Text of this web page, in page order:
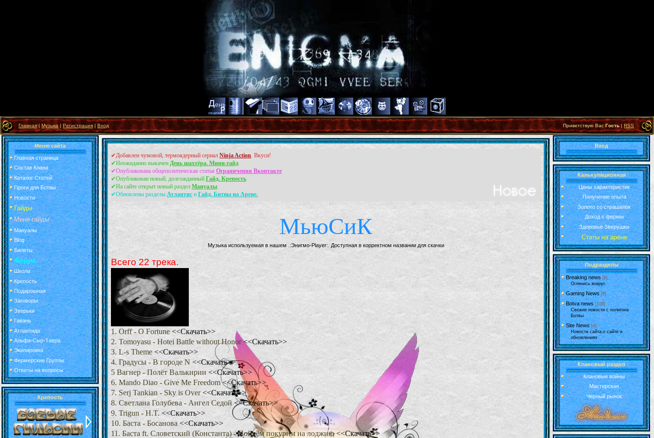
Главная|Музыка| Регистрация|Вход Приветствую Вас Гость| RSS
Меню сайта
Главная страница
Состав Клана
Каталог Статей
Проги для Ботвы
Новости
Гайды
Мини-гайды
Мануалы
Blog
Билеты
Форум
Школа
Крепость
Подарошная
Заговоры
Зверьки
Гавань
Атлантида
Альфа-Сыр-Тавра
Экипировка
Фермерские Группы
Ответы на вопросы
Крепость
✔Добавлен чумовой, термоядерный сериал Ninja Action. Вкуси!
✔Неожиданно выкачен День шахтёра. Мини-гайд
✔Опубликована общеполитическая статья Ограничения Вконтакте
✔Опубликован новый, долгожданный Гайд. Крепость
✔На сайте открыт новый раздел Мануалы.
✔Обновлены разделы Атлантис и Гайд. Битвы на Арене.
МьюСиК
Музыка используемая в нашем .:Энигмо-Player:. Доступная в корректном названии для скачки
Всего 22 трека.
1. Orff - O Fortune<<Скачать>>
2. Tomoyasu - Hotei Battle without Honor<<Скачать>>
3. L-s Theme <<Скачать>>
4. Градусы - В городе N<<Скачать>>
5 Вагнер - Полёт Валькирии <<Скачать>>
6. Mando Diao - Give Me Freedom<<Скачать>>
7. Serj Tankian - Sky is Over <<Скачать>>
8. Светлана Голубева - Ангел Седой<<Скачать>>
9. Trigun - H.T.<<Скачать>>
10. Баста - Босанова <<Скачать>>
11. Баста ft. Словетский (Константа) - Пойдём покурим на лоджию<<Скачать>>
Вход
Калькуляционная
Цены характеристик
Получение опыта
Золото со страшилок
Доход с фермы
Здоровье Зверушки
Статы на арене
Подразделы
Breaking news [6]
Оглянись вокруг.
Gaming News [5]
Botva news [106]
Свежие новости с полигона
Ботвы
Site News [4]
Новости сайта,о сайте и
обновлениях
Клановый раздел
Клановые войны
Мастерская
Чёрный рынок